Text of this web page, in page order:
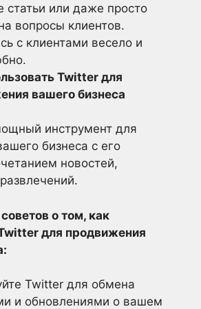
статьи или даже просто
вопросы клиентов.
с клиентами весело и
Twitter для
вашего бизнеса
инструмент для
бизнеса с его
новостей,
о том, как
для продвижения
Twitter для обмена
и обновлениями о вашем